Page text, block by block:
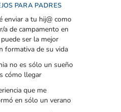
PARA PADRES
enviar a tu hij@ como
a de campamento en
puede ser la mejor
formativa de su vida
no es sólo un sueño
cómo llegar
que me
en sólo un verano